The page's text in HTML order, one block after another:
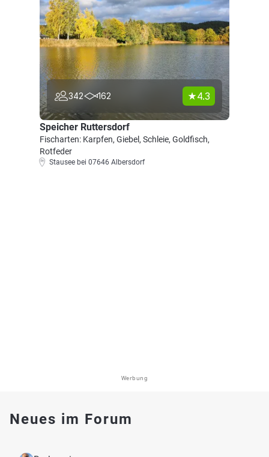
342 162 4.3
Speicher Ruttersdorf
Fischarten: Karpfen, Giebel, Schleie, Goldfisch,
Rotfeder
Stausee bei 07646 Albersdorf
Werbung
Neues im Forum